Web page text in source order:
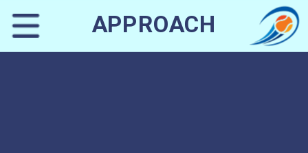
APPROACH